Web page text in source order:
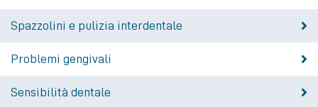
Spazzolini e pulizia interdentale
Problemi gengivali
Sensibilità dentale